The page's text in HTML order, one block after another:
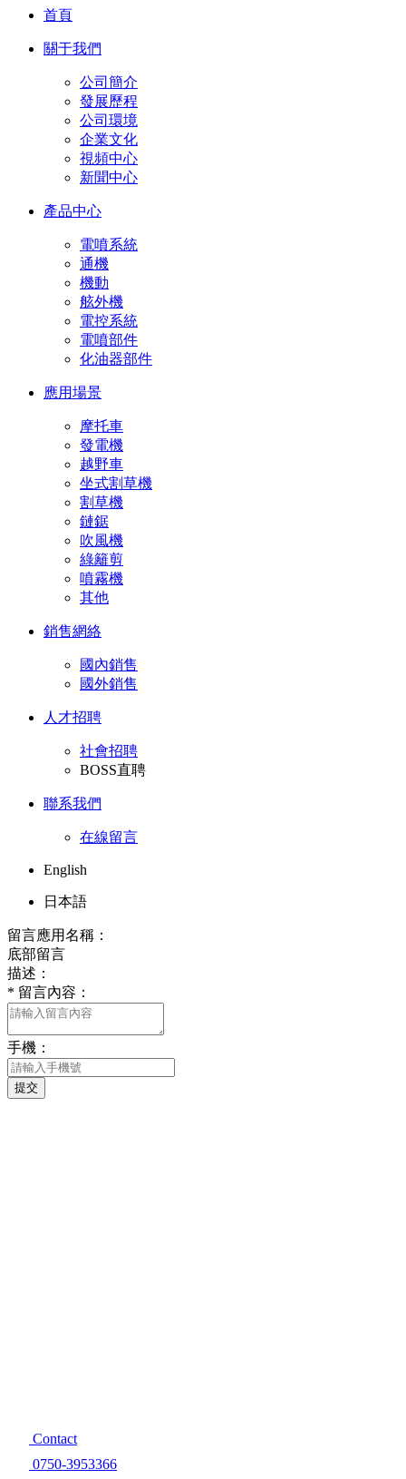
首頁
關于我們
公司簡介
發展歷程
公司環境
企業文化
視頻中心
新聞中心
產品中心
電噴系統
通機
機動
舷外機
電控系統
電噴部件
化油器部件
應用場景
摩托車
發電機
越野車
坐式割草機
割草機
鏈鋸
吹風機
綠籬剪
噴霧機
其他
銷售網絡
國內銷售
國外銷售
人才招聘
社會招聘
BOSS直聘
聯系我們
在線留言
English
日本語
留言應用名稱：
底部留言
描述：
* 留言內容：
手機：
提交
Contact
0750-3953366